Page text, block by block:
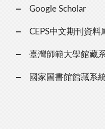
Google Scholar
CEPS中文期刊資料
臺灣師範大學館藏
國家圖書館館藏系